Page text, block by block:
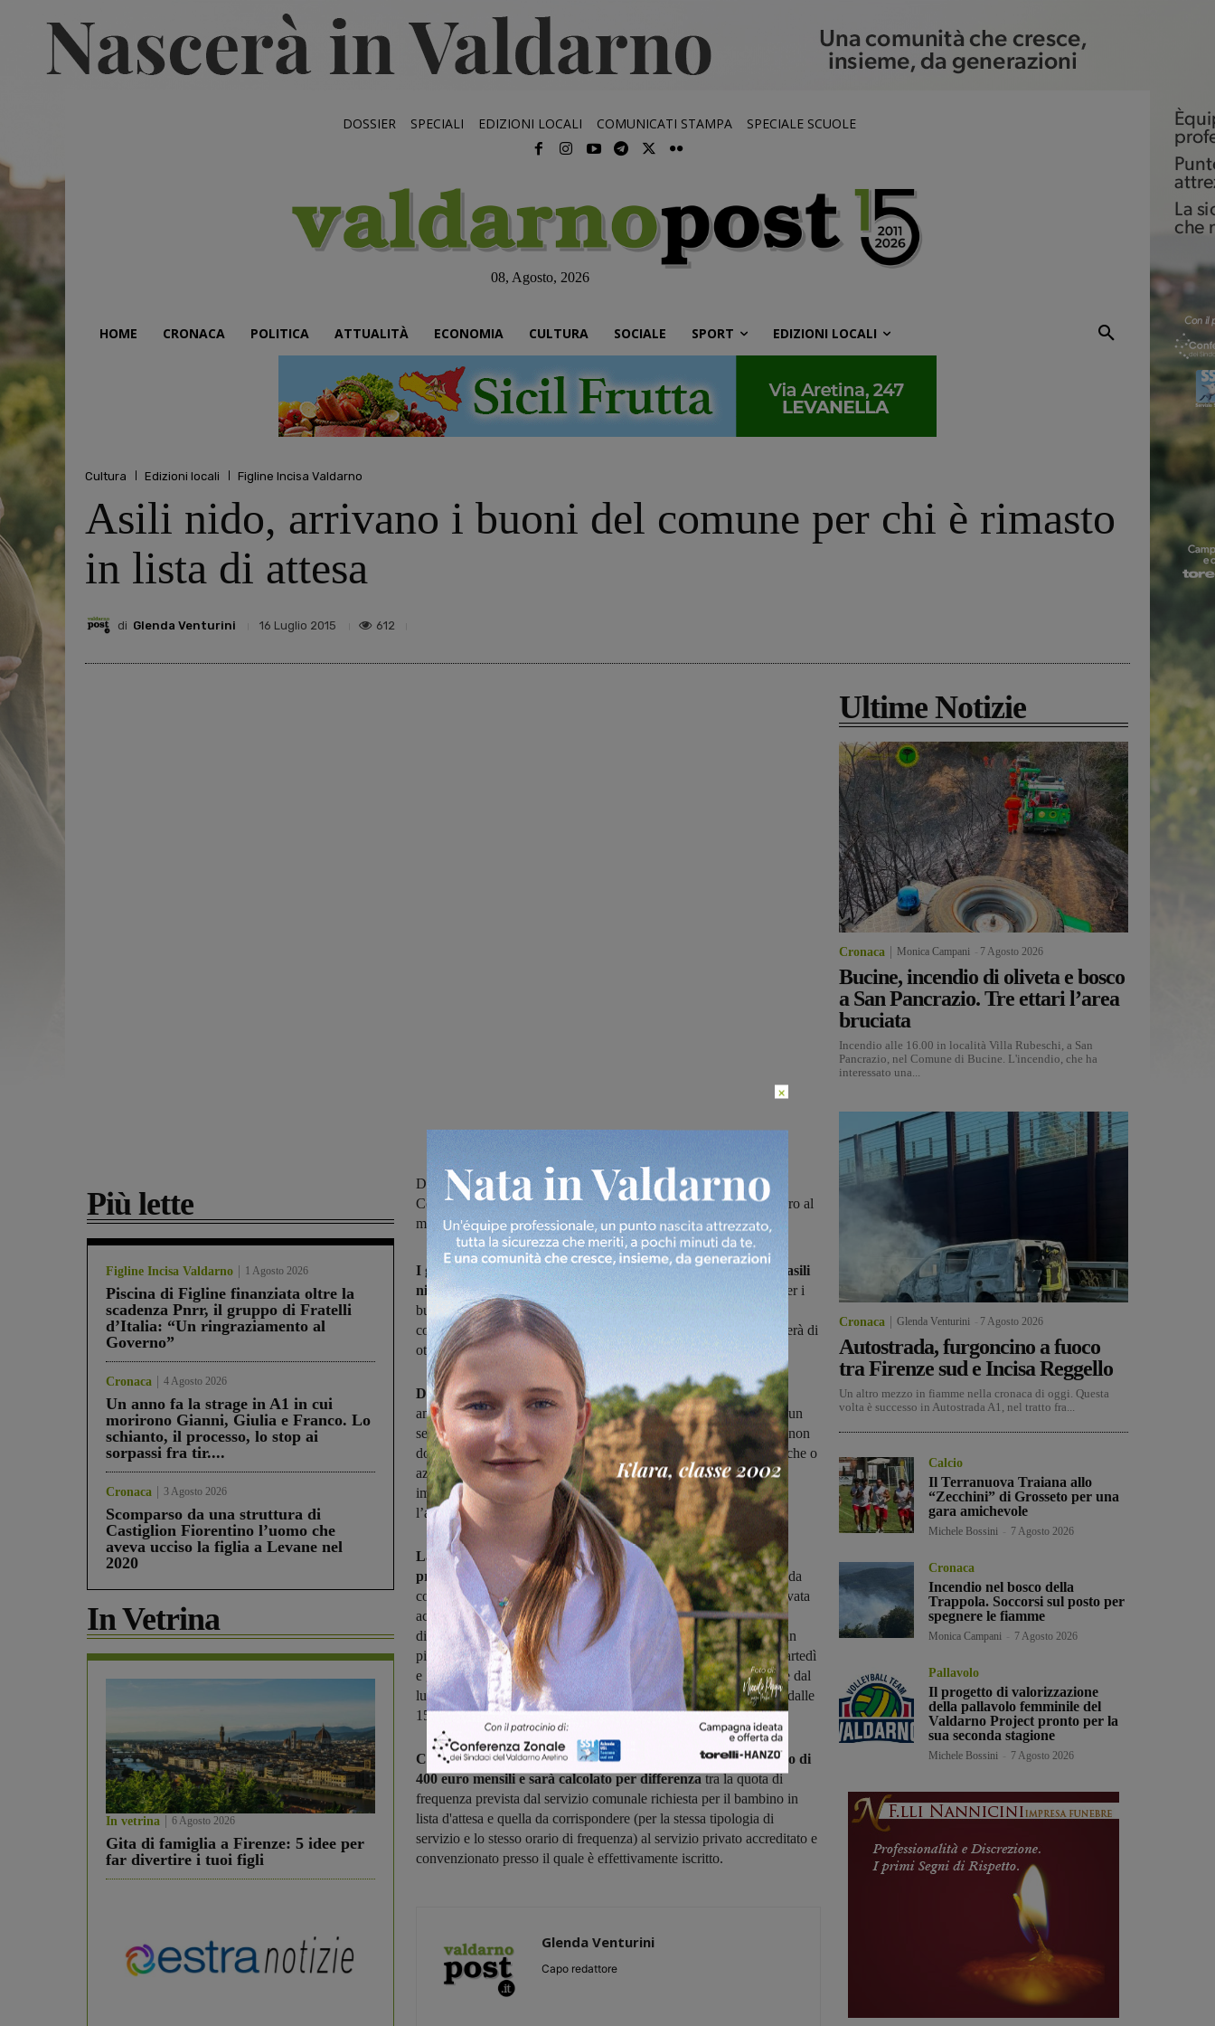
DOSSIER SPECIALI EDIZIONI LOCALI COMUNICATI STAMPA SPECIALE SCUOLE
08, Agosto, 2026
HOME CRONACA POLITICA ATTUALITÀ ECONOMIA CULTURA SOCIALE SPORT EDIZIONI LOCALI
Cultura Edizioni locali Figline Incisa Valdarno
Asili nido, arrivano i buoni del comune per chi è rimasto
in lista di attesa
di Glenda Venturini 16 Luglio 2015 612
Più lette
Figline Incisa Valdarno 1 Agosto 2026
Piscina di Figline finanziata oltre la
scadenza Pnrr, il gruppo di Fratelli
d’Italia: “Un ringraziamento al
Governo”
Cronaca 4 Agosto 2026
Un anno fa la strage in A1 in cui
morirono Gianni, Giulia e Franco. Lo
schianto, il processo, lo stop ai
sorpassi fra tir....
Cronaca 3 Agosto 2026
Scomparso da una struttura di
Castiglion Fiorentino l’uomo che
aveva ucciso la figlia a Levane nel
2020
In Vetrina
In vetrina 6 Agosto 2026
Gita di famiglia a Firenze: 5 idee per
far divertire i tuoi figli
Dal 15 luglio al 5 settembre si possono presentare le domande al
Comune per ottenere i buoni servizio: importo massimo di 400 euro al
mese ciascuno
I genitori che hanno i figli nelle liste di attesa 2015/2016 degli asili
nido comunali di Figline e Incisa possono presentare richiesta per i
buoni per i servizi educativi alla prima infanzia accreditati e
convenzionati con le Amministrazioni comunali: il bando permetterà di
ottenere buoni servizio del valore massimo di 400 euro al mese.
Domande aperte dal 15 luglio al 5 settembre. Tra i requisiti di
ammissione c’è la frequenza del bambino o della bambina presso un
servizio educativo per la prima infanzia accreditato; il richiedente non
dovrà risultare beneficiario di altri rimborsi, sovvenzioni economiche o
azioni di supporto dirette o indirette erogate allo stesso titolo, di
importo tale da superare la spesa complessivamente sostenuta per
l’a.e.2015/2016.
La richiesta di erogazione del buono servizio deve essere
presentata ad un solo Comune attraverso l’apposito modulo, da
consegnare insieme all’autocertificazione a cura della struttura privata
accreditata e scaricabili entrambisul sito del Comuneoppure
disponibili presso gli Uffici Protocollo dei due municipi: a Incisa in
piazza del Municipio dal lunedì al venerdì dalle 8,30 alle 13, il martedì
e giovedì anche dalle 15 alle 17; a Figline in piazza IV Novembre dal
lunedì al venerdì dalle 8,30 alle 13,15, il martedì e giovedì anche dalle
15 alle 17,30.
Ciascun buono servizio non potrà superare l'importo massimo di
400 euro mensili e sarà calcolato per differenzatra la quota di
frequenza prevista dal servizio comunale richiesta per il bambino in
lista d'attesa e quella da corrispondere (per la stessa tipologia di
servizio e lo stesso orario di frequenza) al servizio privato accreditato e
convenzionato presso il quale è effettivamente iscritto.
Glenda Venturini
Capo redattore
Ultime Notizie
Cronaca Monica Campani 7 Agosto 2026
Bucine, incendio di oliveta e bosco
a San Pancrazio. Tre ettari l’area
bruciata
Incendio alle 16.00 in località Villa Rubeschi, a San
Pancrazio, nel Comune di Bucine. L'incendio, che ha
interessato una...
Cronaca Glenda Venturini 7 Agosto 2026
Autostrada, furgoncino a fuoco
tra Firenze sud e Incisa Reggello
Un altro mezzo in fiamme nella cronaca di oggi. Questa
volta è successo in Autostrada A1, nel tratto fra...
Calcio
Il Terranuova Traiana allo
“Zecchini” di Grosseto per una
gara amichevole
Michele Bossini 7 Agosto 2026
Cronaca
Incendio nel bosco della
Trappola. Soccorsi sul posto per
spegnere le fiamme
Monica Campani 7 Agosto 2026
Pallavolo
Il progetto di valorizzazione
della pallavolo femminile del
Valdarno Project pronto per la
sua seconda stagione
Michele Bossini 7 Agosto 2026
×